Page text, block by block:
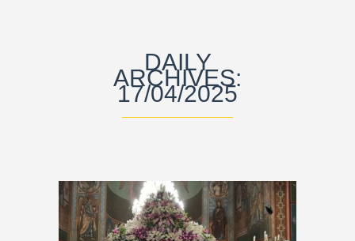
DAILY
ARCHIVES:
17/04/2025